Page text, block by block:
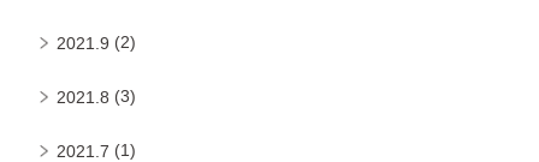
2021.9 (2)
2021.8 (3)
2021.7 (1)